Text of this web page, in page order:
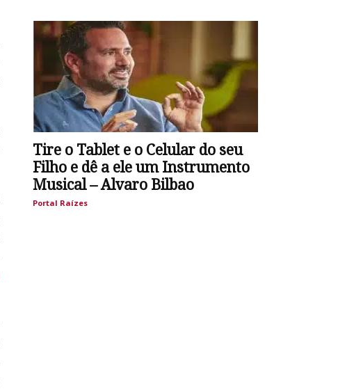
Tire o Tablet e o Celular do seu
Filho e dê a ele um Instrumento
Musical – Alvaro Bilbao
Portal Raízes